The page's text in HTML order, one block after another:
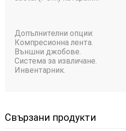
Допълнителни опции:
Компресионна лента.
Външни джобове.
Система за извличане.
Инвентарник.
Свързани продукти